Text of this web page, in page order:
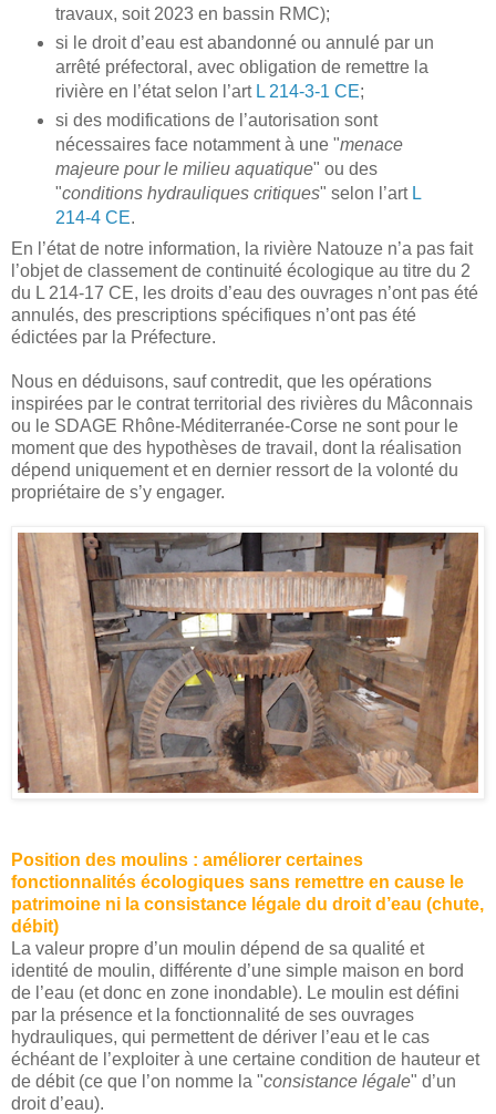
travaux, soit 2023 en bassin RMC);
si le droit d’eau est abandonné ou annulé par un
arrêté préfectoral, avec obligation de remettre la
rivière en l’état selon l’art L 214-3-1 CE;
si des modifications de l’autorisation sont
nécessaires face notamment à une "menace
majeure pour le milieu aquatique" ou des
"conditions hydrauliques critiques" selon l’art L
214-4 CE.
En l’état de notre information, la rivière Natouze n’a pas fait
l’objet de classement de continuité écologique au titre du 2
du L 214-17 CE, les droits d’eau des ouvrages n’ont pas été
annulés, des prescriptions spécifiques n’ont pas été
édictées par la Préfecture.
Nous en déduisons, sauf contredit, que les opérations
inspirées par le contrat territorial des rivières du Mâconnais
ou le SDAGE Rhône-Méditerranée-Corse ne sont pour le
moment que des hypothèses de travail, dont la réalisation
dépend uniquement et en dernier ressort de la volonté du
propriétaire de s’y engager.
Position des moulins : améliorer certaines
fonctionnalités écologiques sans remettre en cause le
patrimoine ni la consistance légale du droit d’eau (chute,
débit)
La valeur propre d’un moulin dépend de sa qualité et
identité de moulin, différente d’une simple maison en bord
de l’eau (et donc en zone inondable). Le moulin est défini
par la présence et la fonctionnalité de ses ouvrages
hydrauliques, qui permettent de dériver l’eau et le cas
échéant de l’exploiter à une certaine condition de hauteur et
de débit (ce que l’on nomme la "consistance légale" d’un
droit d’eau).